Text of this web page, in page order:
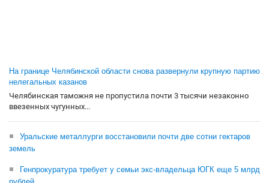
На границе Челябинской области снова развернули крупную партию
нелегальных казанов
Челябинская таможня не пропустила почти 3 тысячи незаконно
ввезенных чугунных...
Уральские металлурги восстановили почти две сотни гектаров
земель
Генпрокуратура требует у семьи экс-владельца ЮГК еще 5 млрд